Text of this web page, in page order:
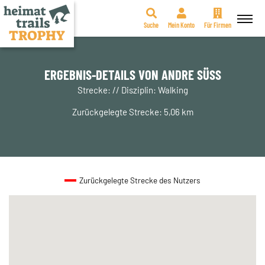
Zum
Suche Mein Konto Für Firmen
ERGEBNIS-DETAILS VON ANDRE SÜSS
Strecke: // Disziplin: Walking
Zurückgelegte Strecke: 5,06 km
Zurückgelegte Strecke des Nutzers